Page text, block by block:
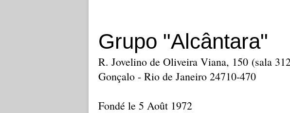
Grupo "Alcântara"
R. Jovelino de Oliveira Viana, 150 (sala
Gonçalo - Rio de Janeiro 24710-470
Fondé le 5 Août 1972